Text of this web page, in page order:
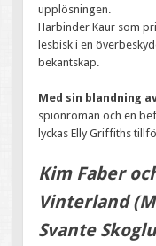
upplösningen.
Harbinder Kaur som
lesbisk i en
bekantskap.
Med sin blandning
spionroman och en
lyckas Elly Griffiths
Kim Faber
Vinterland
Svante